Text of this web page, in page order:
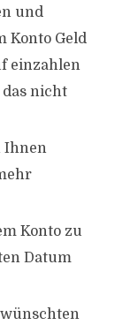
und
Konto Geld
einzahlen
nicht
Ihnen
Konto zu
Datum